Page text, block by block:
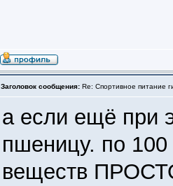
Заголовок сообщения: Re: Спортивное питание
а если ещё при
пшеницу. по
веществ